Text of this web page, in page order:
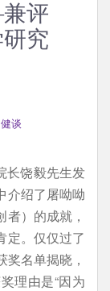
评
究
谈
长饶毅先生发
介绍了屠呦呦
）的成就，
定。仅仅过了
名单揭晓，
理由是“因为